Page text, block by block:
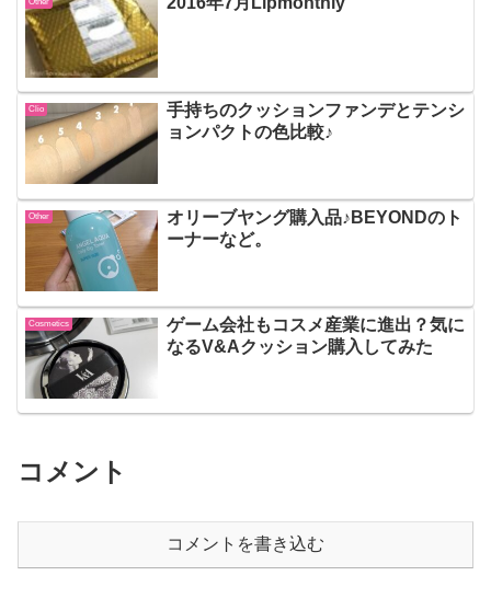
Other
Clio
手持ちのクッションファンデとテンシ
ョンパクトの色比較♪
Other
オリーブヤング購入品♪BEYONDのト
ーナーなど。
Cosmetics
ゲーム会社もコスメ産業に進出？気に
なるV&Aクッション購入してみた
コメント
コメントを書き込む